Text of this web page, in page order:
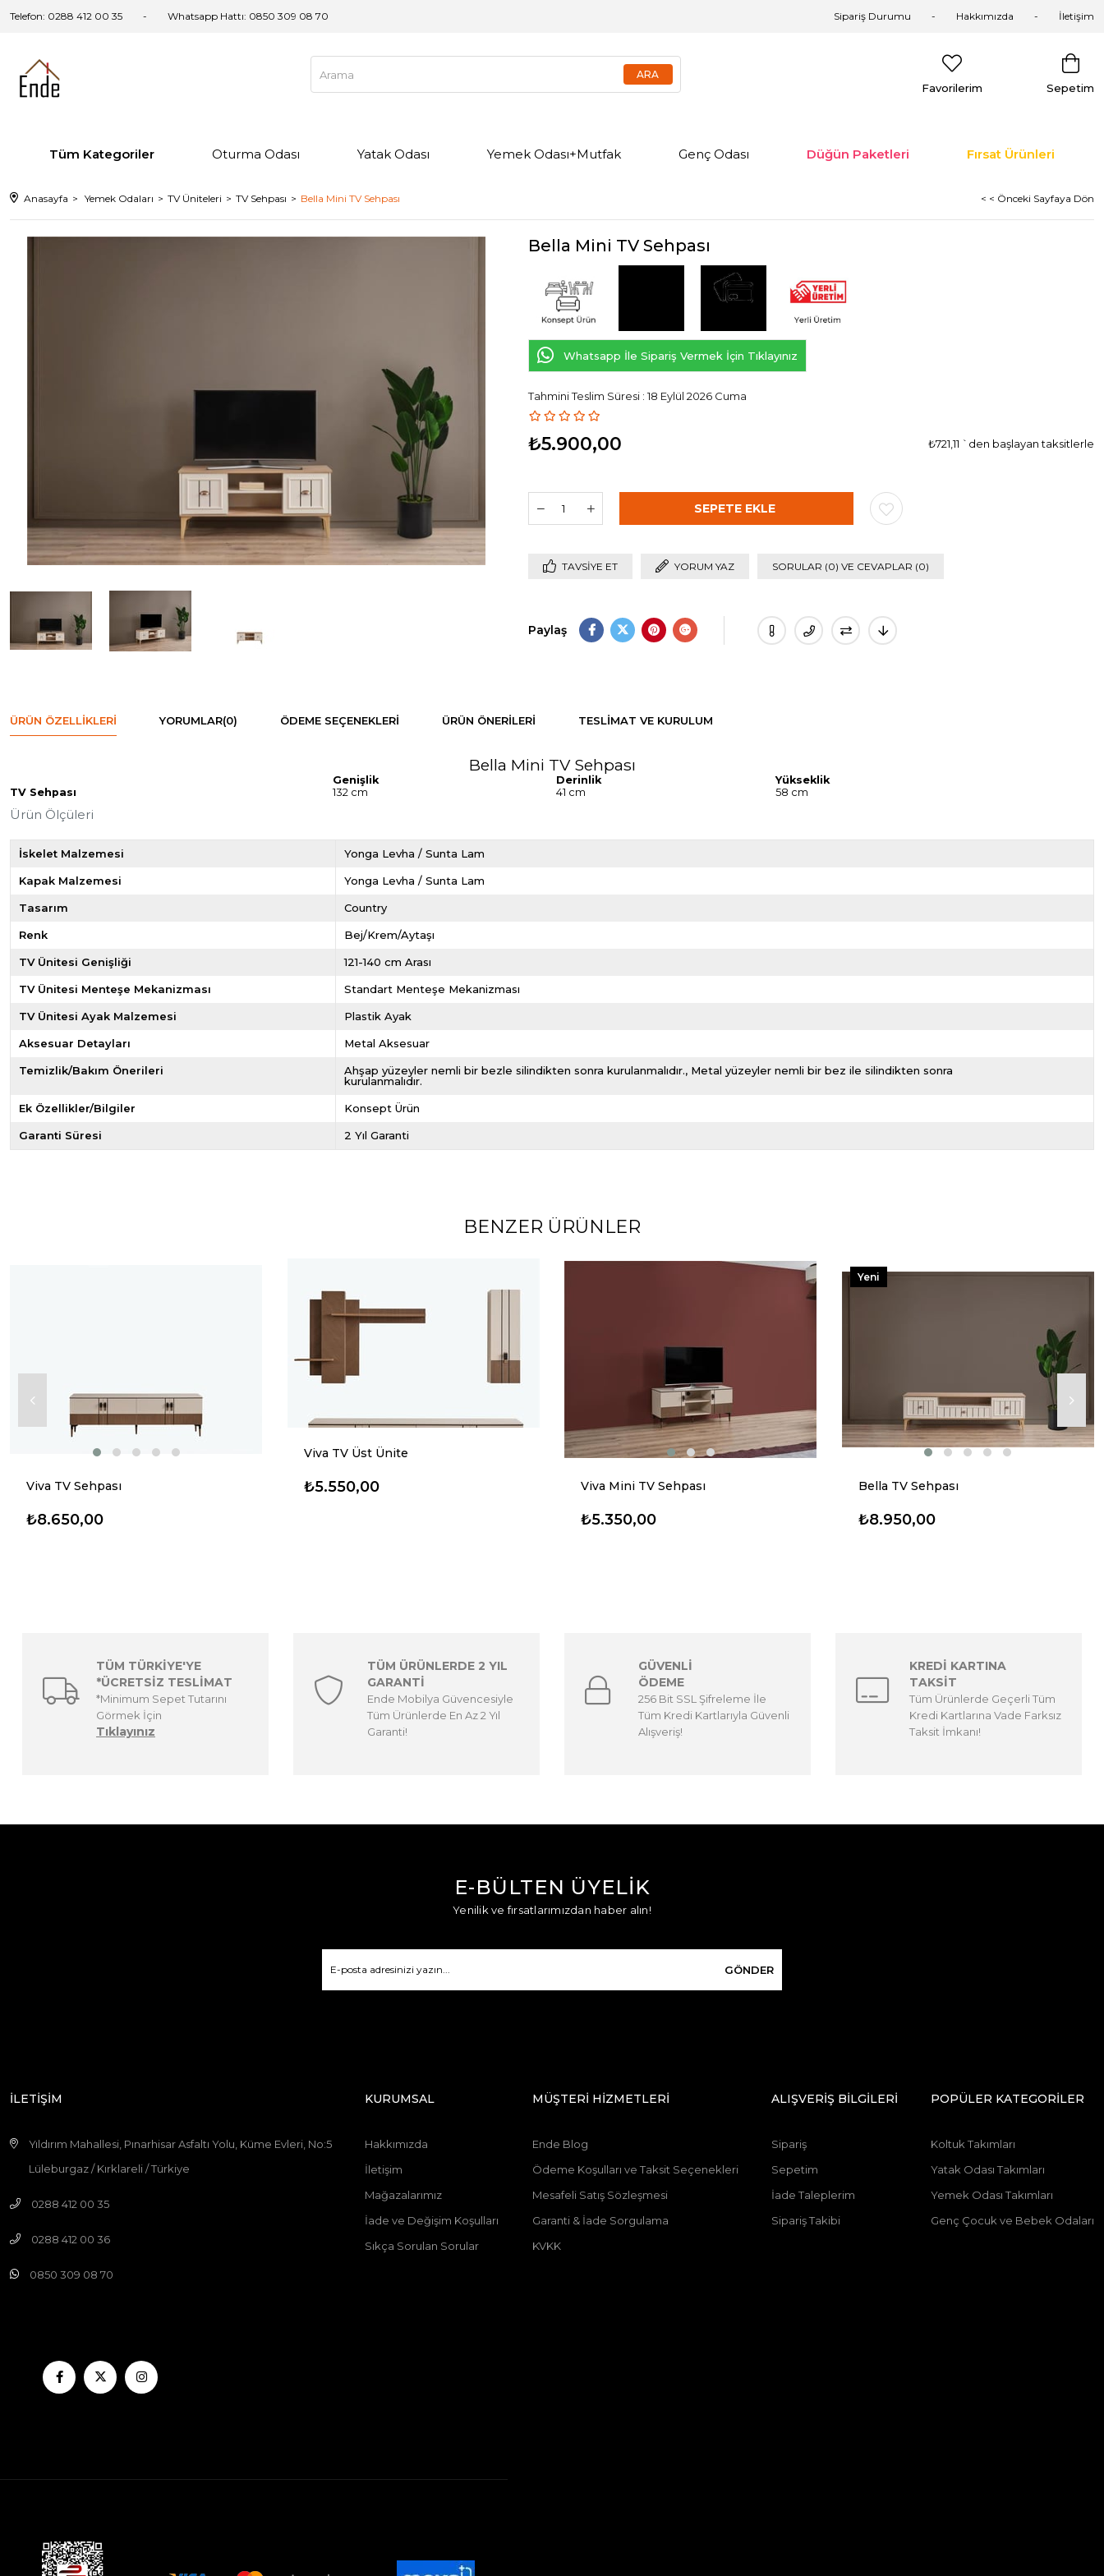
Telefon: 0288 412 00 35 Whatsapp Hattı: 0850 309 08 70 Sipariş Durumu Hakkımızda İletişim
Sepetim
Favorilerim
Tüm Kategoriler Oturma Odası Yatak Odası Yemek Odası+Mutfak Genç Odası Düğün Paketleri Fırsat Ürünleri
Anasayfa Yemek Odaları TV Üniteleri TV Sehpası Bella Mini TV Sehpası < < Önceki Sayfaya Dön
Bella Mini TV Sehpası
Whatsapp İle Sipariş Vermek İçin Tıklayınız
Tahmini Teslim Süresi : 18 Eylül 2026 Cuma
₺5.900,00 ₺721,11 `den başlayan taksitlerle
TAVSIYE ET YORUM YAZ SORULAR (0) VE CEVAPLAR (0)
Paylaş
ÜRÜN ÖZELLIKLERI YORUMLAR(0) ÖDEME SEÇENEKLERI ÜRÜN ÖNERILERI TESLIMAT VE KURULUM
Bella Mini TV Sehpası
Ürün Ölçüleri
Genişlik Derinlik
Yükseklik
TV Sehpası
132 cm 41 cm 58 cm
İskelet Malzemesi Yonga Levha / Sunta Lam
Kapak Malzemesi Yonga Levha / Sunta Lam
Tasarım Country
Renk Bej/Krem/Aytaşı
TV Ünitesi Genişliği 121-140 cm Arası
TV Ünitesi Menteşe Mekanizması Standart Menteşe Mekanizması
TV Ünitesi Ayak Malzemesi Plastik Ayak
Aksesuar Detayları Metal Aksesuar
Temizlik/Bakım Önerileri Ahşap yüzeyler nemli bir bezle silindikten sonra kurulanmalıdır. Metal yüzeyler nemli bir bez ile silindikten sonra
kurulanmalıdır.
Ek Özellikler/Bilgiler Konsept Ürün
Garanti Süresi 2 Yıl Garanti
BENZER ÜRÜNLER
Viva TV Sehpası
₺8.650,00
Viva TV Üst Ünite
₺5.550,00 Viva Mini TV Sehpası
₺5.350,00
Bella TV Sehpası
₺8.950,00
Yeni
TÜM TÜRKİYE'YE
*ÜCRETSİZ TESLİMAT
*Minimum Sepet Tutarını
Görmek İçin
Tıklayınız
TÜM ÜRÜNLERDE 2 YIL
GARANTİ
Ende Mobilya Güvencesiyle
Tüm Ürünlerde En Az 2 Yıl
Garanti!
GÜVENLİ
ÖDEME
256 Bit SSL Şifreleme İle
Tüm Kredi Kartlarıyla Güvenli
Alışveriş!
KREDİ KARTINA
TAKSİT
Tüm Ürünlerde Geçerli Tüm
Kredi Kartlarına Vade Farksız
Taksit İmkanı!
E-BÜLTEN ÜYELİK
Yenilik ve fırsatlarımızdan haber alın!
GÖNDER
İLETİŞİM
Yıldırım Mahallesi, Pınarhisar Asfaltı Yolu, Küme Evleri, No:5
Lüleburgaz / Kırklareli / Türkiye
0288 412 00 35
0288 412 00 36
0850 309 08 70
KURUMSAL
Hakkımızda
İletişim
Mağazalarımız
İade ve Değişim Koşulları
Sıkça Sorulan Sorular
MÜŞTERİ HİZMETLERİ
Ende Blog
Ödeme Koşulları ve Taksit Seçenekleri
Mesafeli Satış Sözleşmesi
Garanti & İade Sorgulama
KVKK
ALIŞVERİŞ BİLGİLERİ
Sipariş
Sepetim
İade Taleplerim
Sipariş Takibi
POPÜLER KATEGORİLER
Koltuk Takımları
Yatak Odası Takımları
Yemek Odası Takımları
Genç Çocuk ve Bebek Odaları